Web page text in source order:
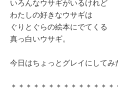
いろんなウサギがいるけれど
わたしの好きなウサギは
ぐりとぐらの絵本にでてくる
真っ白いウサギ。
今日はちょっとグレイにしてみ
＊＊＊＊＊＊＊＊＊＊＊＊＊＊